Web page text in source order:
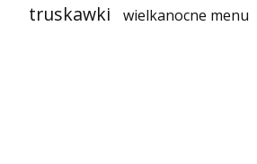
truskawki wielkanocne menu